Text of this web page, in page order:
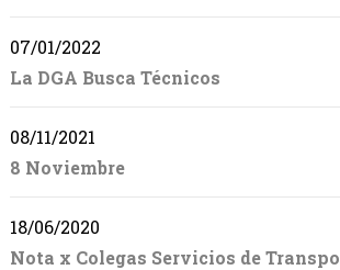
07/01/2022
La DGA Busca Técnicos
08/11/2021
8 Noviembre
18/06/2020
Nota x Colegas Servicios de